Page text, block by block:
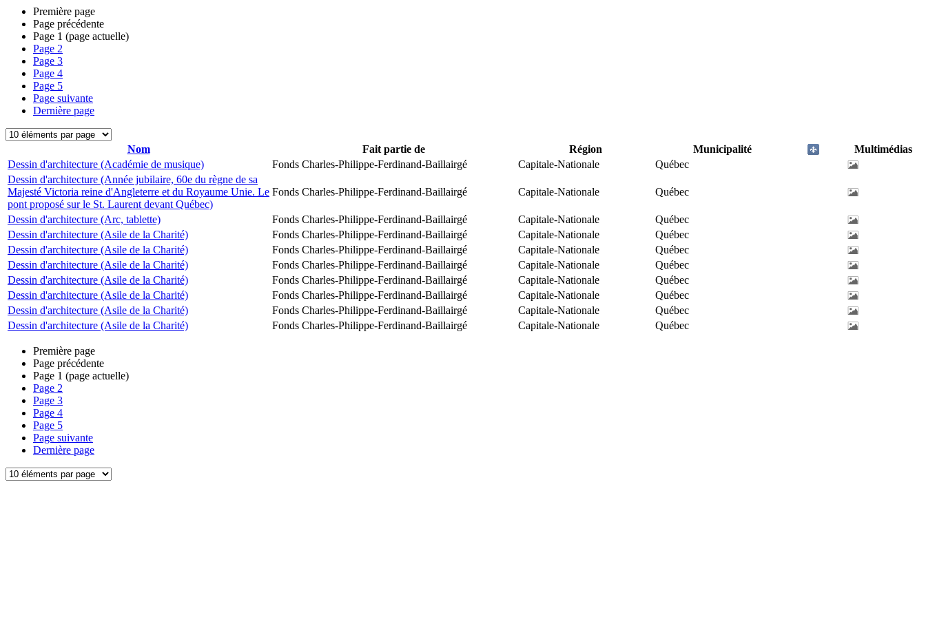
Première page
Page précédente
Page 1 (page actuelle)
Page 2
Page 3
Page 4
Page 5
Page suivante
Dernière page
Nom Fait partie de Région Municipalité
Multimédias
Dessin d'architecture (Académie de musique)
Fonds Charles-Philippe-Ferdinand-Baillairgé Capitale-Nationale
Québec
Dessin d'architecture (Année jubilaire, 60e du règne de sa
Majesté Victoria reine d'Angleterre et du Royaume Unie. Le
pont proposé sur le St. Laurent devant Québec)
Fonds Charles-Philippe-Ferdinand-Baillairgé Capitale-Nationale Québec
Dessin d'architecture (Arc, tablette) Fonds Charles-Philippe-Ferdinand-Baillairgé Capitale-Nationale
Québec
Dessin d'architecture (Asile de la Charité)
Fonds Charles-Philippe-Ferdinand-Baillairgé Capitale-Nationale
Québec
Dessin d'architecture (Asile de la Charité)
Fonds Charles-Philippe-Ferdinand-Baillairgé Capitale-Nationale
Québec
Dessin d'architecture (Asile de la Charité)
Fonds Charles-Philippe-Ferdinand-Baillairgé Capitale-Nationale
Québec
Dessin d'architecture (Asile de la Charité)
Fonds Charles-Philippe-Ferdinand-Baillairgé Capitale-Nationale
Québec
Dessin d'architecture (Asile de la Charité)
Fonds Charles-Philippe-Ferdinand-Baillairgé Capitale-Nationale
Québec
Dessin d'architecture (Asile de la Charité)
Fonds Charles-Philippe-Ferdinand-Baillairgé Capitale-Nationale
Québec
Dessin d'architecture (Asile de la Charité)
Fonds Charles-Philippe-Ferdinand-Baillairgé Capitale-Nationale Québec
Première page
Page précédente
Page 1 (page actuelle)
Page 2
Page 3
Page 4
Page 5
Page suivante
Dernière page